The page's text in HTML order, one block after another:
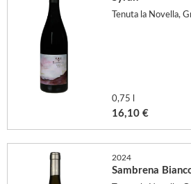
Tenuta la Novella,
0,75 l
16,10 €
2024
Sambrena